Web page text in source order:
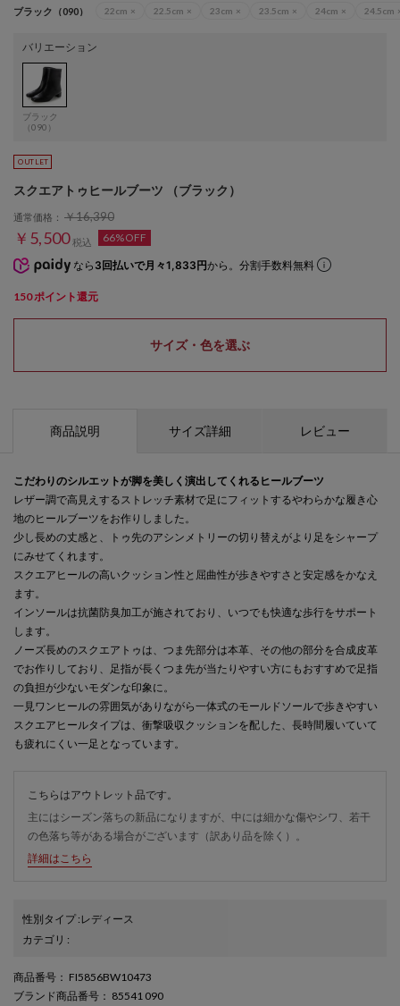
ブラック（090） 22cm × 22.5cm × 23cm × 23.5cm × 24cm × 24.5cm
バリエーション
ブラック
（090）
スクエアトゥヒールブーツ （ブラック）
通常価格： ￥16,390
￥5,500税込 66%OFF
なら 3回払いで月々1,833円から。分割手数料無料
150ポイント還元
サイズ・色を選ぶ
商品説明 サイズ詳細 レビュー
こだわりのシルエットが脚を美しく演出してくれるヒールブーツ
レザー調で高見えするストレッチ素材で足にフィットするやわらかな履き心
地のヒールブーツをお作りしました。
少し長めの丈感と、トゥ先のアシンメトリーの切り替えがより足をシャープ
にみせてくれます。
スクエアヒールの高いクッション性と屈曲性が歩きやすさと安定感をかなえ
ます。
インソールは抗菌防臭加工が施されており、いつでも快適な歩行をサポート
します。
ノーズ長めのスクエアトゥは、つま先部分は本革、その他の部分を合成皮革
でお作りしており、足指が長くつま先が当たりやすい方にもおすすめで足指
の負担が少ないモダンな印象に。
一見ワンヒールの雰囲気がありながら一体式のモールドソールで歩きやすい
スクエアヒールタイプは、衝撃吸収クッションを配した、長時間履いていて
も疲れにくい一足となっています。
こちらはアウトレット品です。
主にはシーズン落ちの新品になりますが、中には細かな傷やシワ、若干
の色落ち等がある場合がございます（訳あり品を除く）。
詳細はこちら
性別タイプ : レディース
カテゴリ :
商品番号 ： FI5856BW10473
ブランド商品番号 ： 85541 090